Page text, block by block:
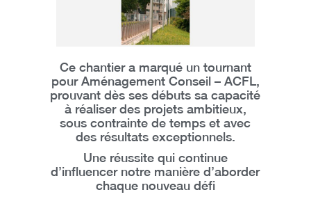
Ce chantier a marqué un tournant
pour Aménagement Conseil – ACFL,
prouvant dès ses débuts sa capacité
à réaliser des projets ambitieux,
sous contrainte de temps et avec
des résultats exceptionnels.
Une réussite qui continue
d’influencer notre manière d’aborder
chaque nouveau défi